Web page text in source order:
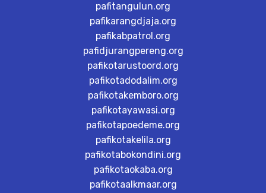
pafitangulun.org
pafikarangdjaja.org
pafikabpatrol.org
pafidjurangpereng.org
pafikotarustoord.org
pafikotadodalim.org
pafikotakemboro.org
pafikotayawasi.org
pafikotapoedeme.org
pafikotakelila.org
pafikotabokondini.org
pafikotaokaba.org
pafikotaalkmaar.org